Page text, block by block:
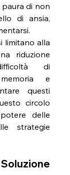
di non
di ansia,
limitano alla
riduzione
di
e
questi
circolo
delle
strategie